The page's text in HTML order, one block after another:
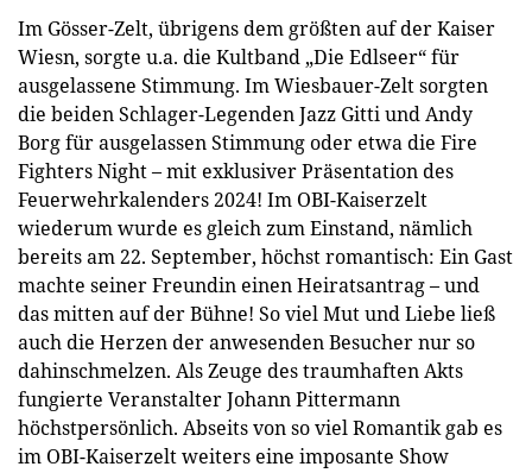
Im Gösser-Zelt, übrigens dem größten auf der Kaiser
Wiesn, sorgte u.a. die Kultband „Die Edlseer“ für
ausgelassene Stimmung. Im Wiesbauer-Zelt sorgten
die beiden Schlager-Legenden Jazz Gitti und Andy
Borg für ausgelassen Stimmung oder etwa die Fire
Fighters Night – mit exklusiver Präsentation des
Feuerwehrkalenders 2024! Im OBI-Kaiserzelt
wiederum wurde es gleich zum Einstand, nämlich
bereits am 22. September, höchst romantisch: Ein Gast
machte seiner Freundin einen Heiratsantrag – und
das mitten auf der Bühne! So viel Mut und Liebe ließ
auch die Herzen der anwesenden Besucher nur so
dahinschmelzen. Als Zeuge des traumhaften Akts
fungierte Veranstalter Johann Pittermann
höchstpersönlich. Abseits von so viel Romantik gab es
im OBI-Kaiserzelt weiters eine imposante Show